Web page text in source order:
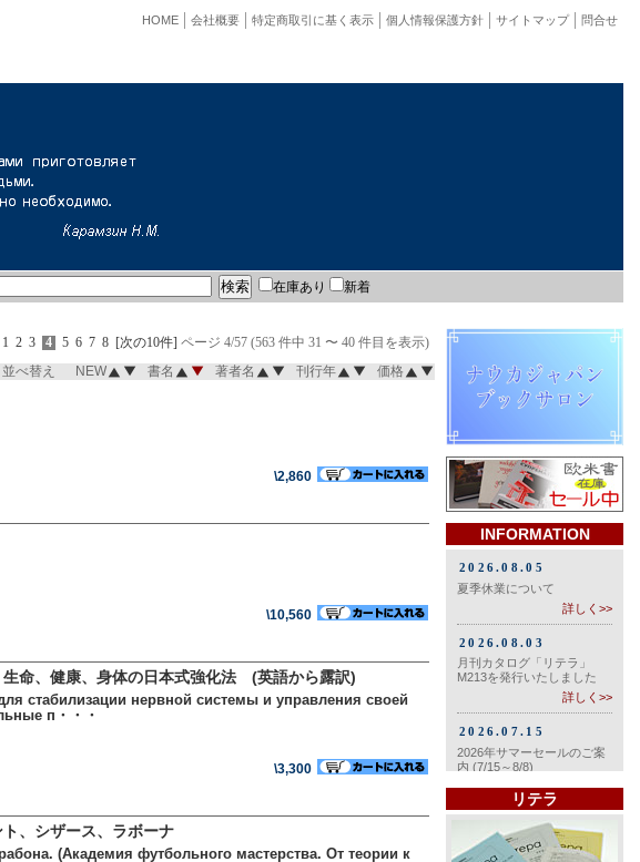
問合せ
サイトマップ
個人情報保護方針
特定商取引に基く表示
会社概要
HOME
在庫あり 新着
1 2 3 4 5 6 7 8 [次の10件] ページ 4/57 (563 件中 31 〜 40 件目を表示)
並べ替え NEW 書名 著者名 刊行年 価格
\2,860
\10,560
命、健康、身体の日本式強化法 (英語から露訳)
стабилизации нервной системы и управления своей
п・・・
\3,300
、シザース、ラボーナ
(Академия футбольного мастерства. От теории к
INFORMATION
リテラ